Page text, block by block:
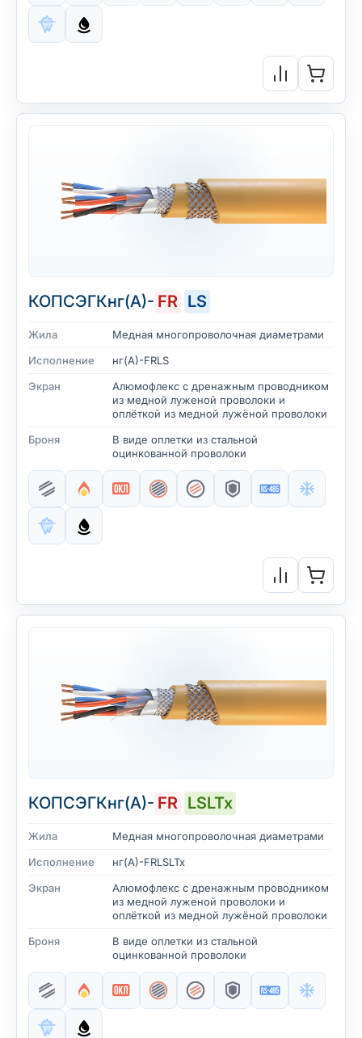
КОПСЭГКнг(А)- FR LS
Жила
Медная многопроволочная диаметрами
Исполнение
нг(А)-FRLS
Экран
Алюмофлекс с дренажным проводником
из медной луженой проволоки и
оплёткой из медной лужёной проволоки
Броня
В виде оплетки из стальной
оцинкованной проволоки
КОПСЭГКнг(А)- FR LSLTx
Жила
Медная многопроволочная диаметрами
Исполнение
нг(А)-FRLSLTx
Экран
Алюмофлекс с дренажным проводником
из медной луженой проволоки и
оплёткой из медной лужёной проволоки
Броня
В виде оплетки из стальной
оцинкованной проволоки